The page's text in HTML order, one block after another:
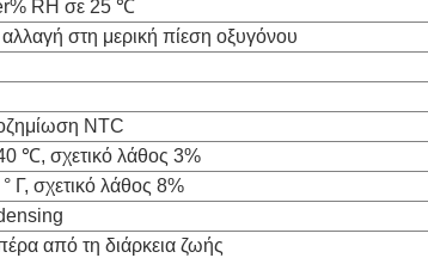
RH σε 25 ℃
στη μερική πίεση οξυγόνου
NTC
℃, σχετικό λάθος 3%
Γ, σχετικό λάθος 8%
από τη διάρκεια ζωής